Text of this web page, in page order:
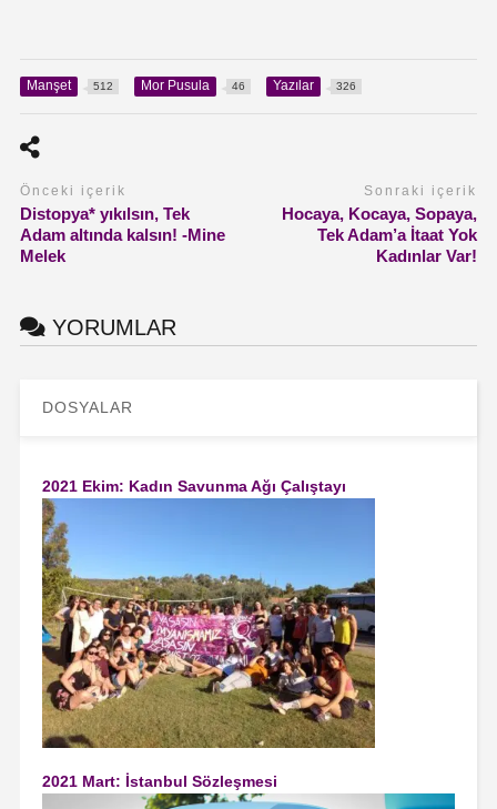
Manşet 512 Mor Pusula 46 Yazılar 326
Önceki içerik
Distopya* yıkılsın, Tek
Adam altında kalsın! -Mine
Melek
Sonraki içerik
Hocaya, Kocaya, Sopaya,
Tek Adam’a İtaat Yok
Kadınlar Var!
YORUMLAR
DOSYALAR
2021 Ekim: Kadın Savunma Ağı Çalıştayı
2021 Mart: İstanbul Sözleşmesi